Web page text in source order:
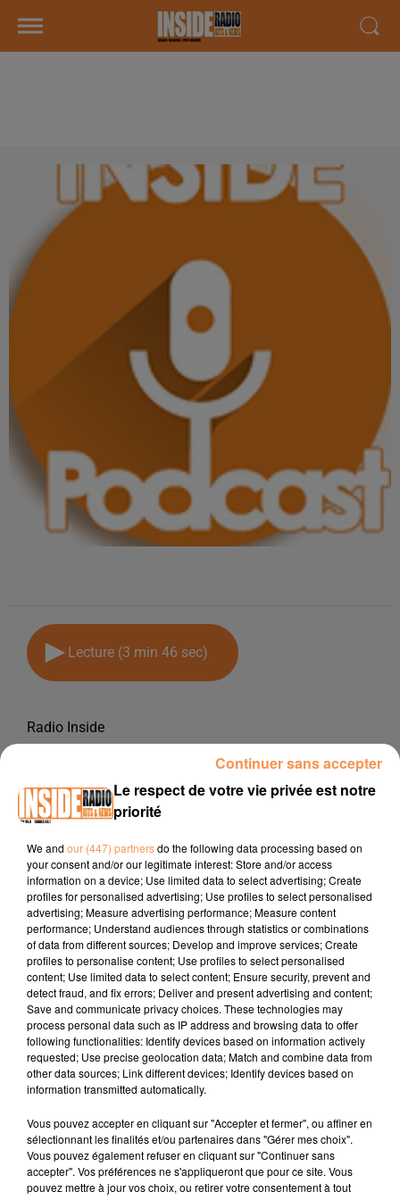
Lecture (3 min 46 sec)
Radio Inside
INTERVIEW DE OLIVIER "RÉPARE PC 64" À PAU, SUR RADIO INSIDE
Facebook : Répare'Pc64
Téléphone : 06 58 47 65 91
TITRES DIFFUSÉS
22h32
22h32 22h29
22h29
Le respect de votre vie privée est notre
priorité
We and our (447) partnersdo the following data processing based on
your consent and/or our legitimate interest: Store and/or access
information on a device; Use limited data to select advertising; Create
profiles for personalised advertising; Use profiles to select personalised
advertising; Measure advertising performance; Measure content
performance; Understand audiences through statistics or combinations
of data from different sources; Develop and improve services; Create
profiles to personalise content; Use profiles to select personalised
content; Use limited data to select content; Ensure security, prevent and
detect fraud, and fix errors; Deliver and present advertising and content;
Save and communicate privacy choices. These technologies may
process personal data such as IP address and browsing data to offer
following functionalities: Identify devices based on information actively
requested; Use precise geolocation data; Match and combine data from
other data sources; Link different devices; Identify devices based on
information transmitted automatically.
Vous pouvez accepter en cliquant sur "Accepter et fermer", ou affiner en
sélectionnant les finalités et/ou partenaires dans "Gérer mes choix".
Vous pouvez également refuser en cliquant sur "Continuer sans
accepter". Vos préférences ne s'appliqueront que pour ce site. Vous
pouvez mettre à jour vos choix, ou retirer votre consentement à tout
Continuer sans accepter